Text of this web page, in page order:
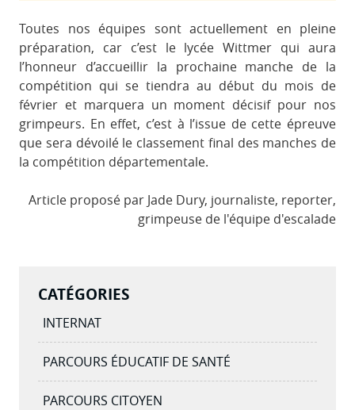
Toutes nos équipes sont actuellement en pleine
préparation, car c’est le lycée Wittmer qui aura
l’honneur d’accueillir la prochaine manche de la
compétition qui se tiendra au début du mois de
février et marquera un moment décisif pour nos
grimpeurs. En effet, c’est à l’issue de cette épreuve
que sera dévoilé le classement final des manches de
la compétition départementale.
Article proposé par Jade Dury, journaliste, reporter,
grimpeuse de l'équipe d'escalade
CATÉGORIES
INTERNAT
PARCOURS ÉDUCATIF DE SANTÉ
PARCOURS CITOYEN